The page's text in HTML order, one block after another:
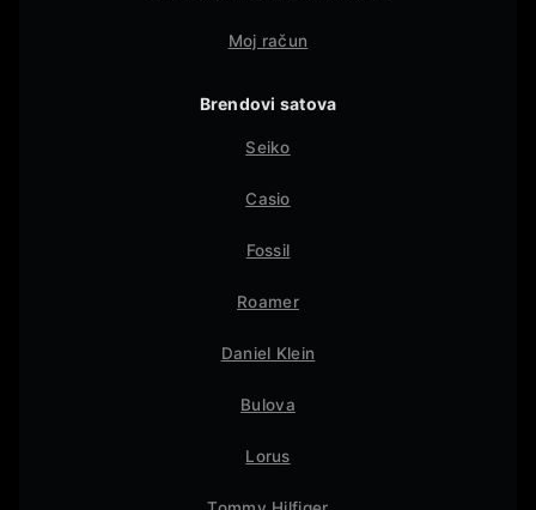
Moj račun
Brendovi satova
Seiko
Casio
Fossil
Roamer
Daniel Klein
Bulova
Lorus